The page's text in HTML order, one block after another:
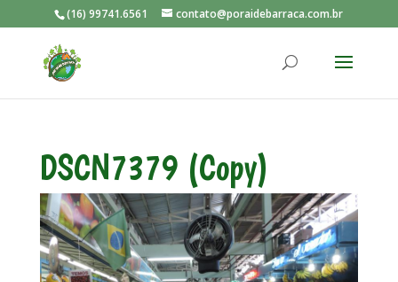
(16) 99741.6561 contato@poraidebarraca.com.br
DSCN7379 (Copy)